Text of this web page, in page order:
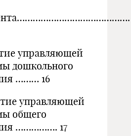
управляющей
дошкольного
……… 16
управляющей
общего
……………. 17